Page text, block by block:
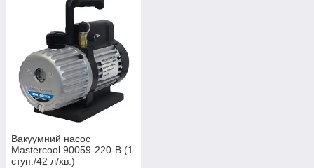
Вакуумний насос
Mastercool 90059-220-B (1
ступ./42 л/хв.)